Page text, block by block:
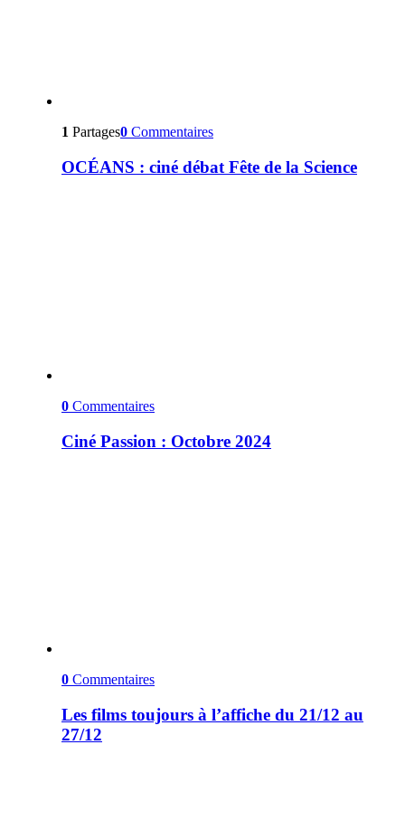
1 Partages0 Commentaires
OCÉANS : ciné débat Fête de la Science
0 Commentaires
Ciné Passion : Octobre 2024
0 Commentaires
Les films toujours à l’affiche du 21/12 au
27/12